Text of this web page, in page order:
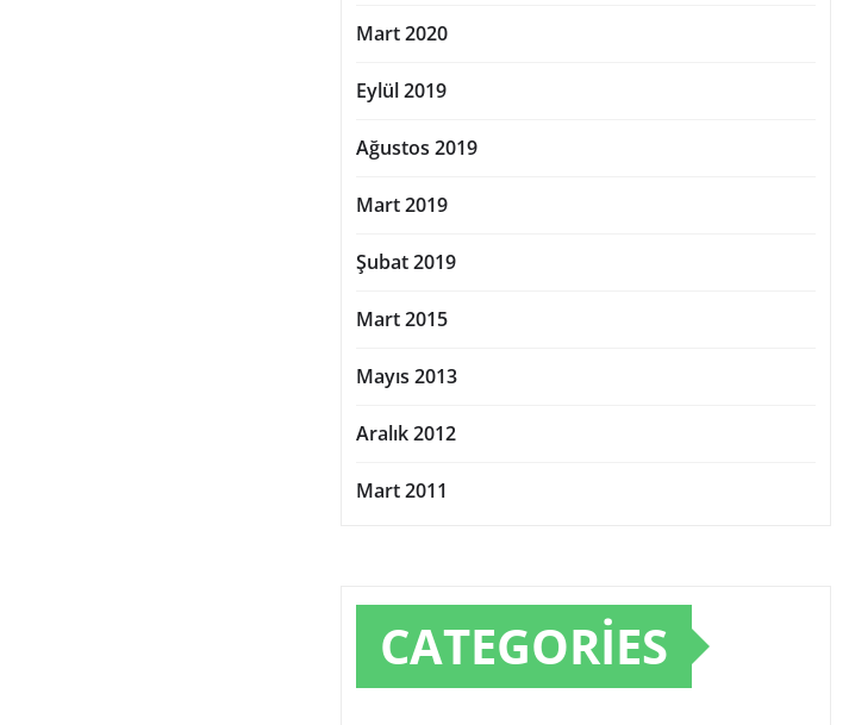
Mart 2020
Eylül 2019
Ağustos 2019
Mart 2019
Şubat 2019
Mart 2015
Mayıs 2013
Aralık 2012
Mart 2011
CATEGORIES